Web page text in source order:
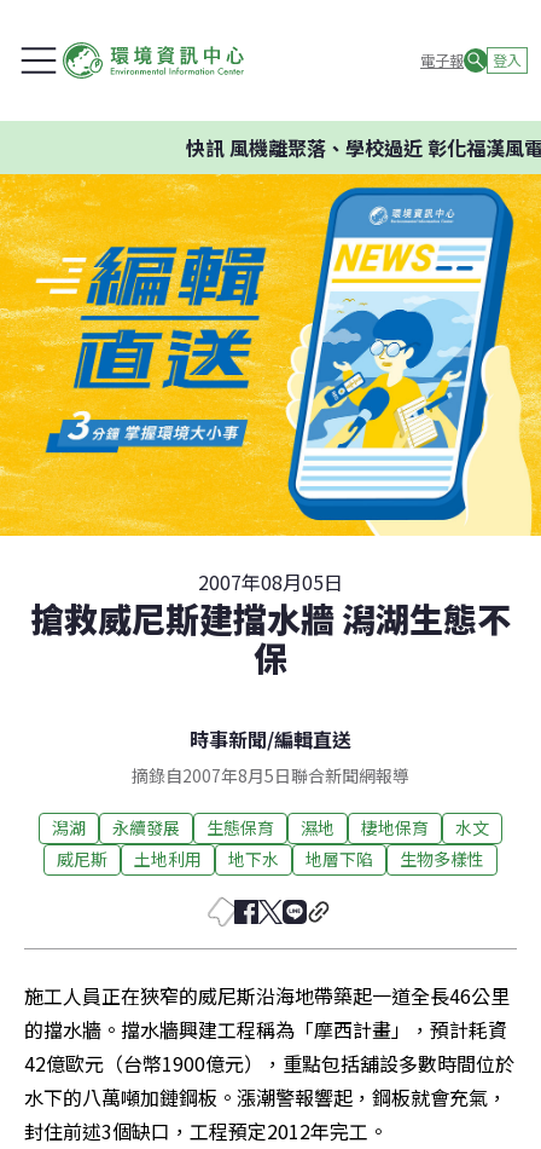
電子報 登入
快訊風機離聚落、學校過近 彰化福漢風電
2007年08月05日
搶救威尼斯建擋水牆 潟湖生態不
保
時事新聞/編輯直送
摘錄自2007年8月5日聯合新聞網報導
潟湖 永續發展 生態保育 濕地 棲地保育
水文
威尼斯
土地利用 地下水 地層下陷 生物多樣性
施工人員正在狹窄的威尼斯沿海地帶築起一道全長46公里
的擋水牆。擋水牆興建工程稱為「摩西計畫」，預計耗資
42億歐元（台幣1900億元），重點包括舖設多數時間位於
水下的八萬噸加鏈鋼板。漲潮警報響起，鋼板就會充氣，
封住前述3個缺口，工程預定2012年完工。